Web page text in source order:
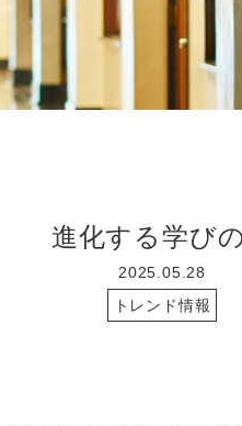
進化する学び
2025.05.28
トレンド情報